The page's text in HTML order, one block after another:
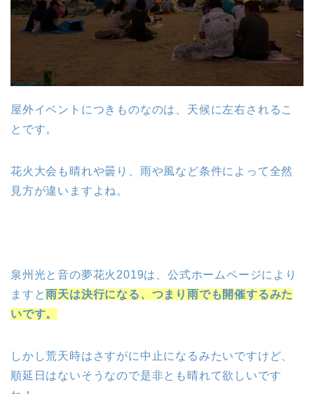
屋外イベントにつきものなのは、天候に左右されるこ
とです。
花火大会も晴れや曇り、雨や風など条件によって全然
見方が違いますよね。
泉州光と音の夢花火2019は、公式ホームページにより
ますと雨天は決行になる、つまり雨でも開催するみた
いです。
しかし荒天時はさすがに中止になるみたいですけど、
順延日はないそうなので是非とも晴れて欲しいです